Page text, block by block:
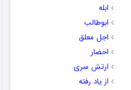
ابله
ابوطالب
اجل معلق
احضار
ارتش سری
از یاد رفته